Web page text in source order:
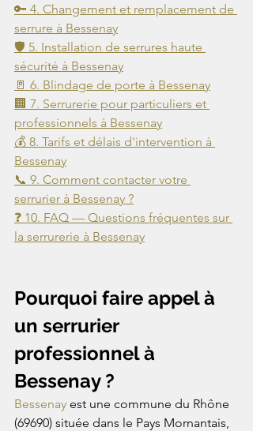
🔑 4. Changement et remplacement de
serrure à Bessenay
🛡️ 5. Installation de serrures haute
sécurité à Bessenay
🚪 6. Blindage de porte à Bessenay
🏢 7. Serrurerie pour particuliers et
professionnels à Bessenay
💰 8. Tarifs et délais d'intervention à
Bessenay
📞 9. Comment contacter votre
serrurier à Bessenay ?
❓ 10. FAQ — Questions fréquentes sur
la serrurerie à Bessenay
Pourquoi faire appel à
un serrurier
professionnel à
Bessenay ?
Bessenay est une commune du Rhône
(69690) située dans le Pays Mornantais,